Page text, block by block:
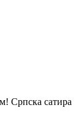
Српска сатира